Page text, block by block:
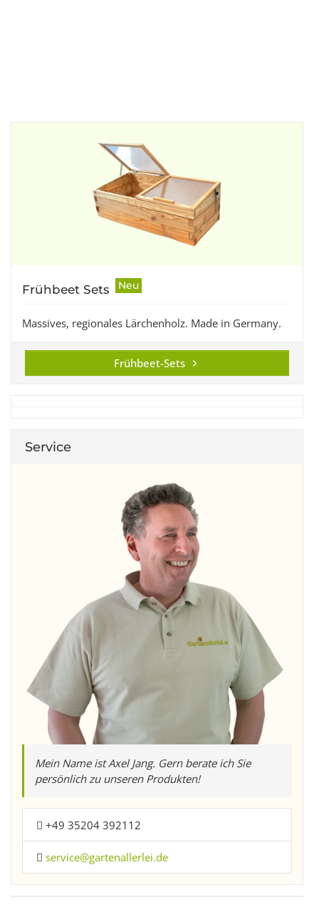
Frühbeet Sets Neu
Massives, regionales Lärchenholz. Made in Germany.
Frühbeet-Sets
Service
Mein Name ist Axel Jang. Gern berate ich Sie
persönlich zu unseren Produkten!
+49 35204 392112
service@gartenallerlei.de